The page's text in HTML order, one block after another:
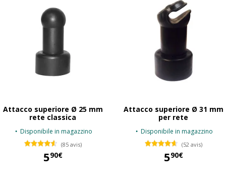
Attacco superiore Ø 25 mm
rete classica
Disponibile in magazzino
(85 avis)
590€
Attacco superiore Ø 31 mm
per rete
Disponibile in magazzino
(52 avis)
590€